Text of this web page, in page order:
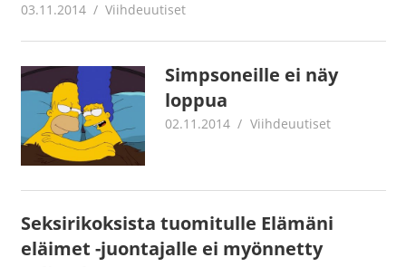
03.11.2014 mestanet
Viihdeuutiset
Simpsoneille ei näy
loppua
02.11.2014 mestanet
Viihdeuutiset
Seksirikoksista tuomitulle Elämäni
eläimet -juontajalle ei myönnetty